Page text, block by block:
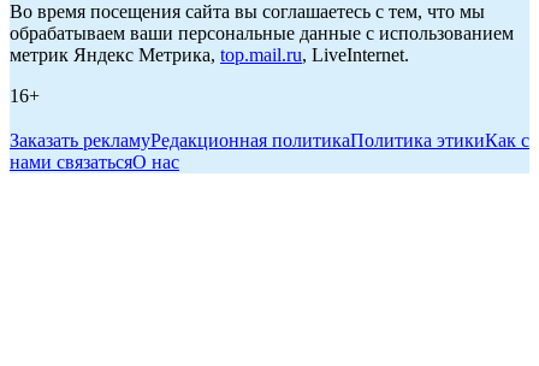
Во время посещения сайта вы соглашаетесь с тем, что мы
обрабатываем ваши персональные данные с использованием
метрик Яндекс Метрика, top.mail.ru, LiveInternet.
16+
Заказать рекламуРедакционная политикаПолитика этикиКак с
нами связатьсяО нас